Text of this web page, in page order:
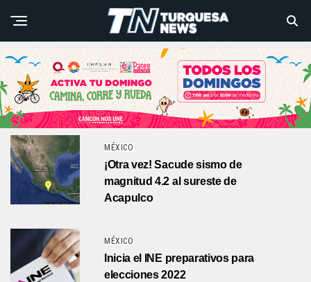
MÉXICO
¡Otra vez! Sacude sismo de
magnitud 4.2 al sureste de
Acapulco
MÉXICO
Inicia el INE preparativos para
elecciones 2022